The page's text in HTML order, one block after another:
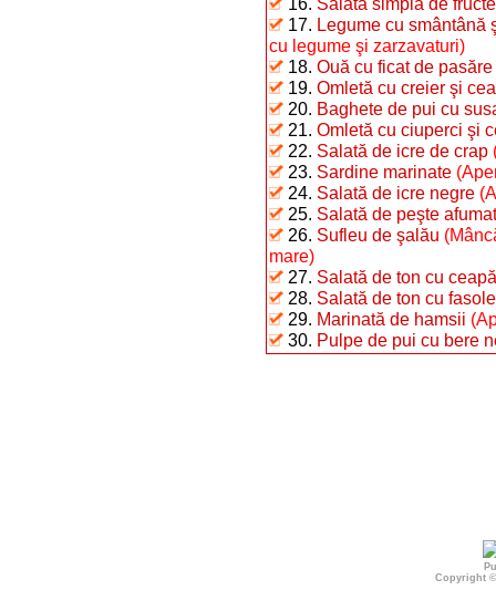
17. Legume cu smântână
cu legume şi zarzavaturi)
18. Ouă cu ficat de pasăre
19. Omletă cu creier şi
20. Baghete de pui cu
21. Omletă cu ciuperci şi
22. Salată de icre de crap
23. Sardine marinate
24. Salată de icre negre
25. Salată de peşte
26. Sufleu de şalău
mare)
27. Salată de ton cu ceapă
28. Salată de ton cu
29. Marinată de hamsii
30. Pulpe de pui cu bere
Copyright